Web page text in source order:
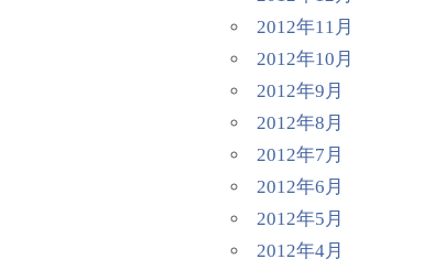
2012年11月
2012年10月
2012年9月
2012年8月
2012年7月
2012年6月
2012年5月
2012年4月